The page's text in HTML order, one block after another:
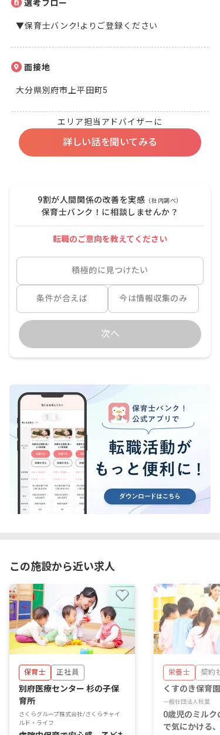
選考フロー
▼保育士バンク!よりご登録ください
面接地
大分県別府市上平田町5
エリア担当アドバイザーに
詳しい話を聞いてみる
9割が人間関係の改善を実感 （社内調べ）
保育士バンク！に相談しませんか？
転職のご意向を教えてください
積極的に見つけたい
条件が合えば 今は情報収集のみ
次へ
この施設から近い求人
保育士 正社員
別府医療センター 杉の子保
育所
さくらグループ株式会社/さくらチャイ
ルド・ライフ
栄養士 契約
くすのき保育園
一般社団法人秋葉
0歳児のミルク
で気にかける